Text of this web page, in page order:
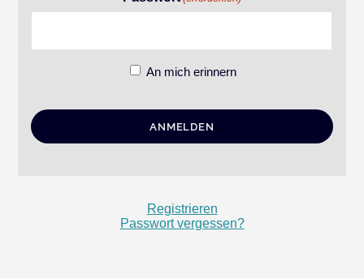
An mich erinnern
Registrieren
Passwort vergessen?